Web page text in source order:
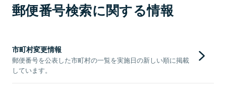
郵便番号検索に関する情報
市町村変更情報
郵便番号を公表した市町村の一覧を実施日の新しい順に掲載
しています。